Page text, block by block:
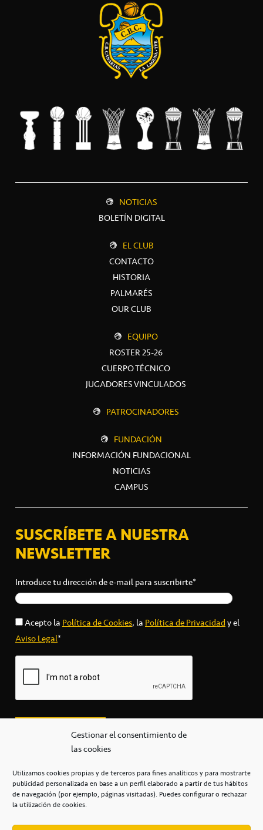
Gestionar el consentimiento de
las cookies
Utilizamos cookies propias y de terceros para fines analíticos y para mostrarte
publicidad personalizada en base a un perfil elaborado a partir de tus hábitos
de navegación (por ejemplo, páginas visitadas). Puedes configurar o rechazar
la utilización de cookies.
NOTICIAS
BOLETÍN DIGITAL
EL CLUB
CONTACTO
HISTORIA
PALMARÉS
OUR CLUB
EQUIPO
ROSTER 25-26
CUERPO TÉCNICO
JUGADORES VINCULADOS
PATROCINADORES
FUNDACIÓN
INFORMACIÓN FUNDACIONAL
NOTICIAS
CAMPUS
SUSCRÍBETE A NUESTRA
NEWSLETTER
Introduce tu dirección de e-mail para suscribirte*
Acepto laPolítica de Cookies, laPolítica de Privacidady el
Aviso Legal*
secretaria@cbcanarias.es
+34 922 253 684